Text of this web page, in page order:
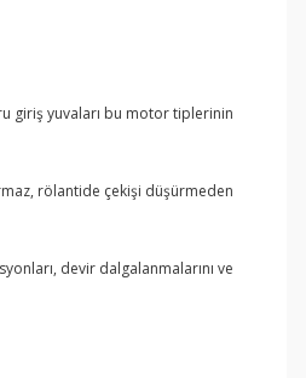
giriş yuvaları bu motor tiplerinin
rölantide çekişi düşürmeden
devir dalgalanmalarını ve